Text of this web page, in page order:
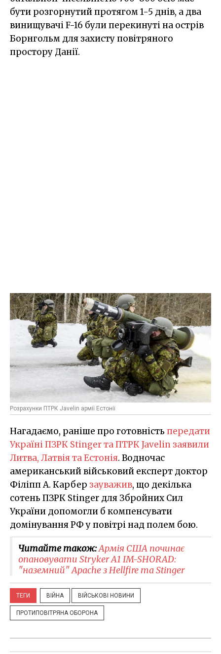
бути розгорнутий протягом 1-5 днів, а два
винищувачі F-16 були перекинуті на острів
Борнгольм для захисту повітряного
простору Данії.
Розрахунки ПТРК Javelin армії Естонії
Нагадаємо, раніше про готовність передати
Україні ПЗРК Stinger та ПТРК Javelin заявили
Литва, Латвія та Естонія. Водночас
американський військовий експерт доктор
Філіпп А. Карбер зауважив, що декілька
сотень ПЗРК Stinger для Збройних Сил
України допомогли б компенсувати
домінування РФ у повітрі над полем бою.
Читайте також:​Армія США починає
опановувати Stryker A1 IM-SHORAD:
"наземний" Apache з Hellfire та Stinger
ТЕГИ ВІЙНА ВІЙСЬКОВІ НОВИНИ
ПРОТИПОВІТРЯНА ОБОРОНА